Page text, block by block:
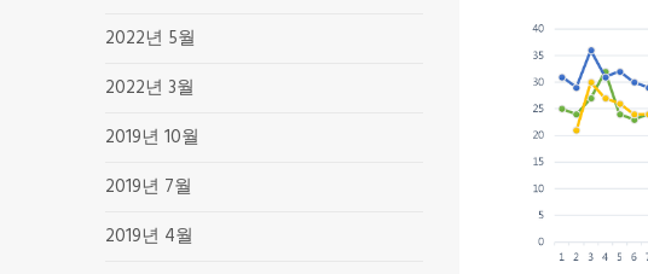
2022년 5월
2022년 3월
2019년 10월
2019년 7월
2019년 4월